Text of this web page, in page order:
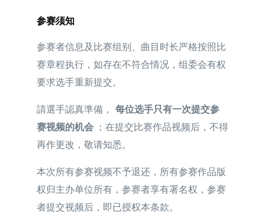
参赛须知
参赛者信息及比赛组别、曲目时长严格按照比
赛章程执行，如存在不符合情况，组委会有权
要求选手重新提交。
請選手認真準備， 每位选手只有一次提交参
赛视频的机会 ；在提交比赛作品视频后，不得
再作更改，敬请知悉。
本次所有参赛视频不予退还，所有参赛作品版
权归主办单位所有，参赛者享有署名权，参赛
者提交视频后，即已授权本条款。